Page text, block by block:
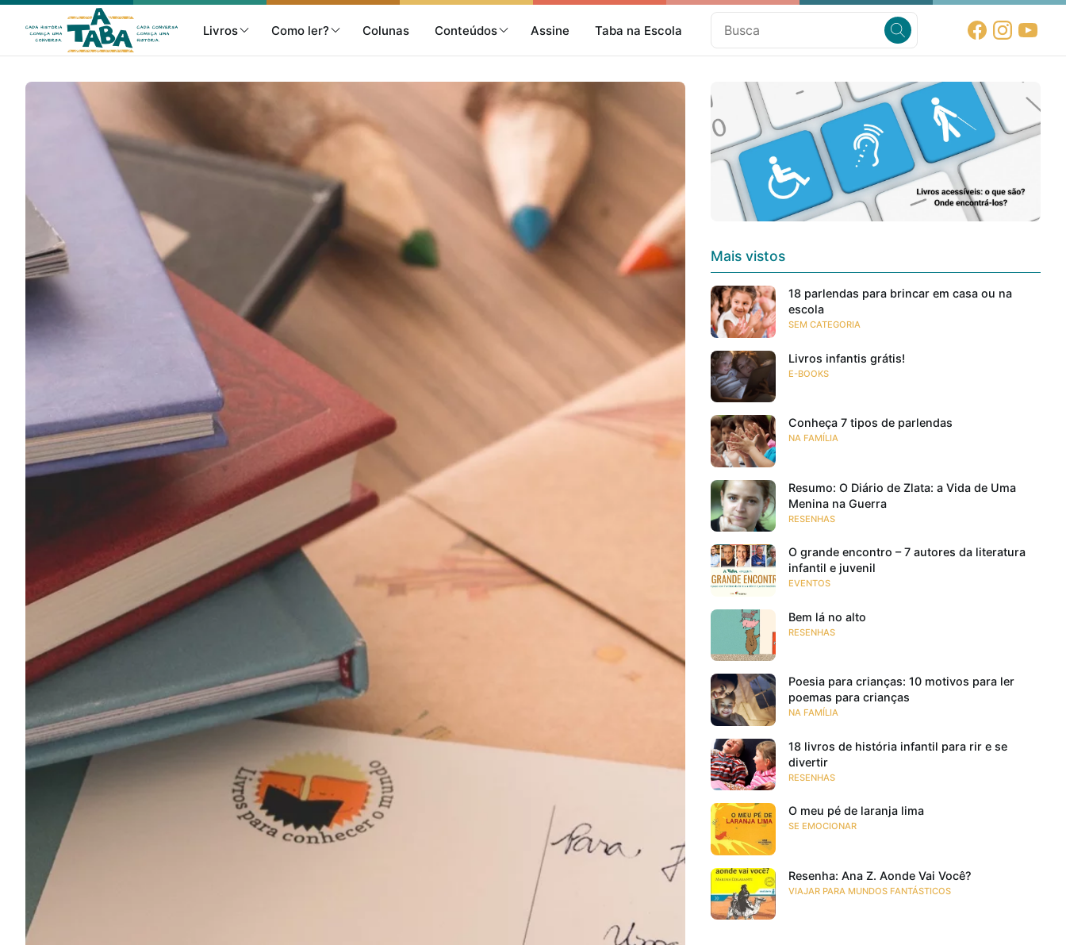
Livros Como ler? Colunas Conteúdos Assine Taba na Escola
Clube de Leitores
Listas
Como ler?
Na família
Colunas
Colecionáveis
Cursos On line
E-Books
Podcast
Taba na Escola
Mais vistos
18 parlendas para brincar em casa ou na
escola
SEM CATEGORIA
Livros infantis grátis!
E-BOOKS
Conheça 7 tipos de parlendas
NA FAMÍLIA
Resumo: O Diário de Zlata: a Vida de Uma
Menina na Guerra
RESENHAS
O grande encontro – 7 autores da literatura
infantil e juvenil
EVENTOS
Bem lá no alto
RESENHAS
Poesia para crianças: 10 motivos para ler
poemas para crianças
NA FAMÍLIA
18 livros de história infantil para rir e se
divertir
RESENHAS
O meu pé de laranja lima
SE EMOCIONAR
Resenha: Ana Z. Aonde Vai Você?
VIAJAR PARA MUNDOS FANTÁSTICOS